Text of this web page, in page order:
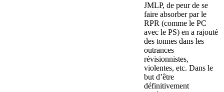
JMLP, de peur de se
faire absorber par le
RPR (comme le PC
avec le PS) en a rajouté
des tonnes dans les
outrances
révisionnistes,
violentes, etc. Dans le
but d’être
définitivement